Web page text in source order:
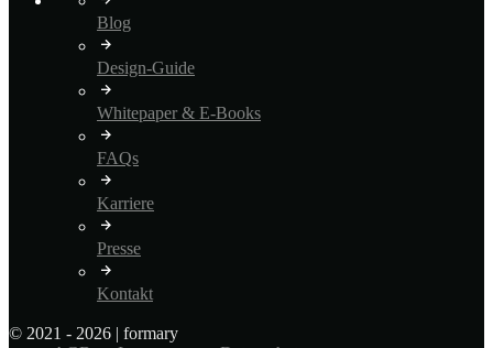
Blog
Design-Guide
Whitepaper & E-Books
FAQs
Karriere
Presse
Kontakt
© 2021 - 2026 | formary